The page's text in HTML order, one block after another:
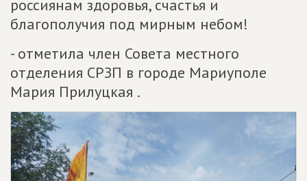
россиянам здоровья, счастья и
благополучия под мирным небом!
- отметила член Совета местного
отделения СРЗП в городе Мариуполе
Мария Прилуцкая .